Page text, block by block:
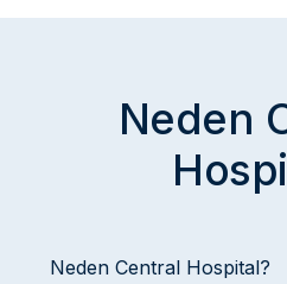
Neden
Neden Central Hospital?